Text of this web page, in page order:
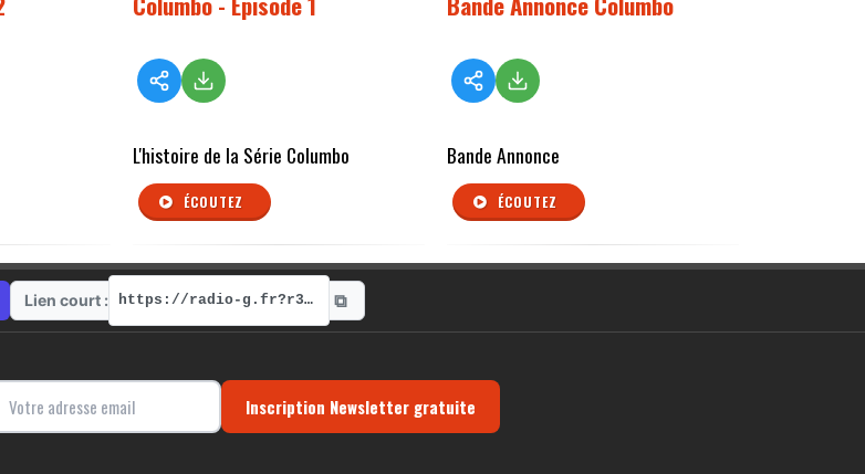
L'histoire de la Série Columbo
ÉCOUTEZ
Bande Annonce
ÉCOUTEZ
Lien court : https://radio-g.fr?r368 ⧉
Inscription Newsletter gratuite